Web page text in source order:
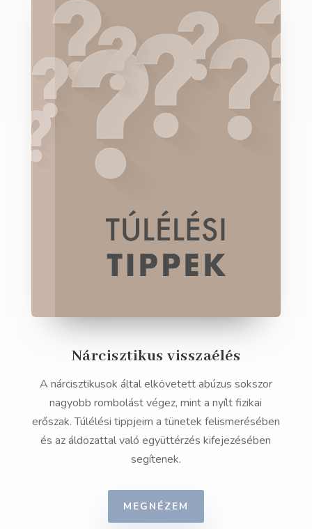
Nárcisztikus visszaélés
A nárcisztikusok által elkövetett abúzus sokszor
nagyobb rombolást végez, mint a nyílt fizikai
erőszak. Túlélési tippjeim a tünetek felismerésében
és az áldozattal való együttérzés kifejezésében
segítenek.
MEGNÉZEM